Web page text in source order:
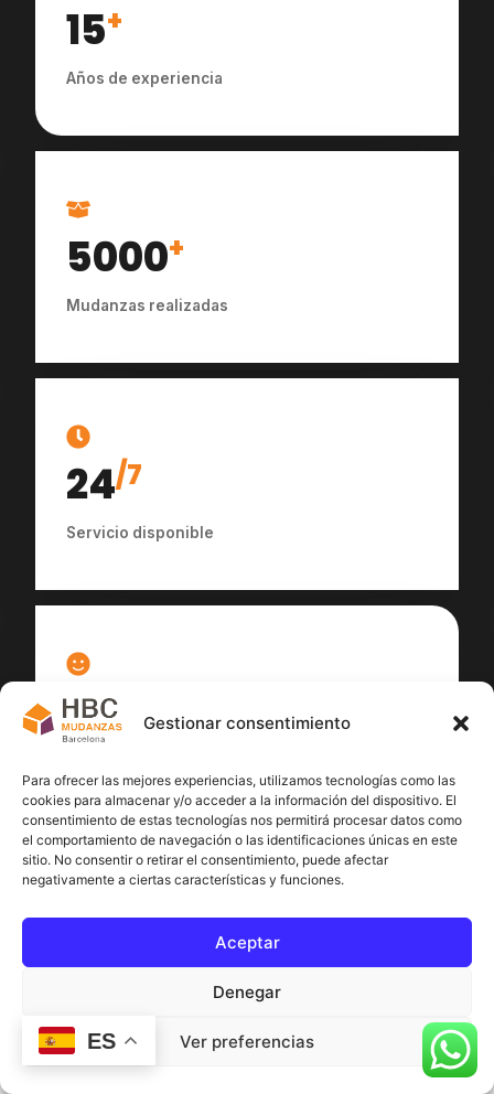
Gestionar consentimiento
Para ofrecer las mejores experiencias, utilizamos tecnologías como las
cookies para almacenar y/o acceder a la información del dispositivo. El
consentimiento de estas tecnologías nos permitirá procesar datos como
el comportamiento de navegación o las identificaciones únicas en este
sitio. No consentir o retirar el consentimiento, puede afectar
negativamente a ciertas características y funciones.
Aceptar
Denegar
Ver preferencias
15+
Años de experiencia
5000+
Mudanzas realizadas
24/7
Servicio disponible
100
ES